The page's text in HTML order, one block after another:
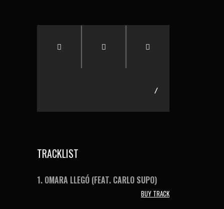
/
TRACKLIST
1. OMARA LLEGÓ (FEAT. CARLO SUPO)
BUY TRACK